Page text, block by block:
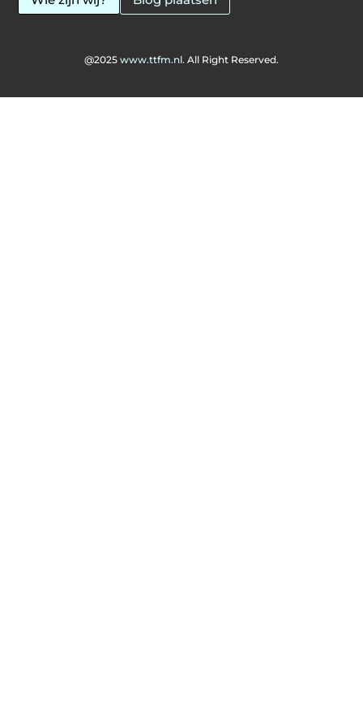
@2025 www.ttfm.nl. All Right Reserved.